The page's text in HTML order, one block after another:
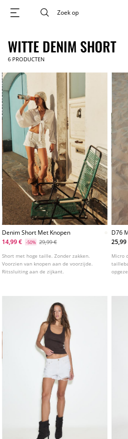
WITTE DENIM SHORT
6 PRODUCTEN
Denim Short Met Knopen
14,99 €
-50% 29,99 €
Short met hoge taille. Zonder zakken.
Voorzien van knopen aan de voorzijde.
Ritssluiting aan de zijkant.
D76
25,99
Micro